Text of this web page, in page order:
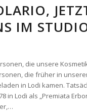
IM
die unsere
die früher in
in Lodi kamen.
in Lodi als „Premiata